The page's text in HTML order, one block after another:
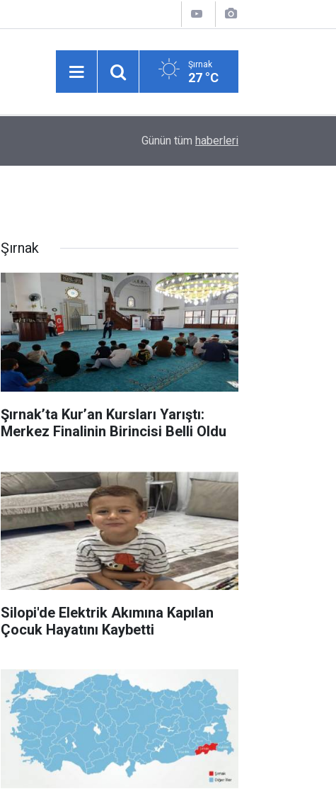
Şırnak
27 °C
"Anne sütü, bebeğin sağlıklı gelişimi için en
Günün tüm haberleri
Şırnak
Şırnak’ta Kur’an Kursları Yarıştı:
Merkez Finalinin Birincisi Belli Oldu
Silopi'de Elektrik Akımına Kapılan
Çocuk Hayatını Kaybetti